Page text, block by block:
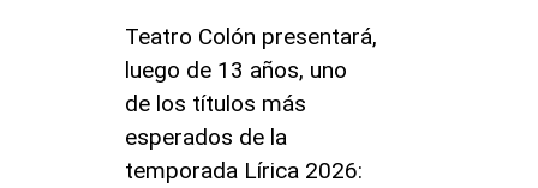
Teatro Colón presentará,
luego de 13 años, uno
de los títulos más
esperados de la
temporada Lírica 2026: